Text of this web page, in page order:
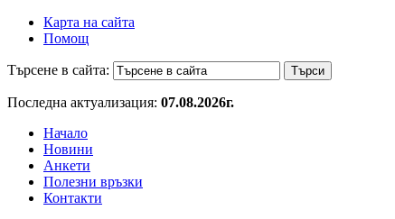
Карта на сайта
Помощ
Търсене в сайта:
Последна актуализация: 07.08.2026г.
Начало
Новини
Анкети
Полезни връзки
Контакти